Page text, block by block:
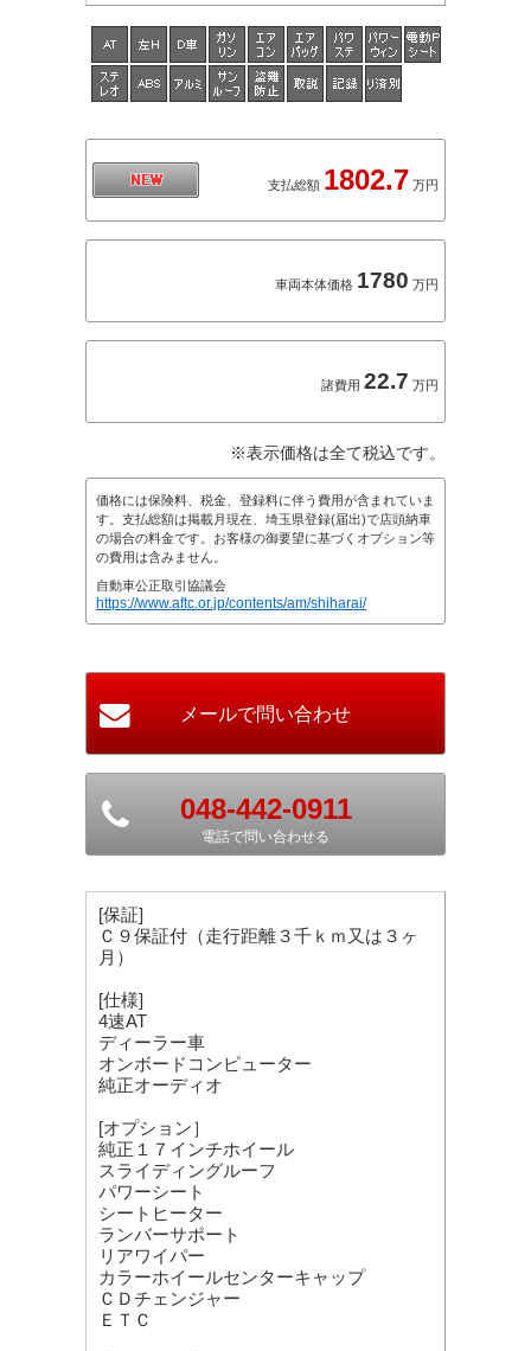
支払総額 1802.7 万円
車両本体価格 1780 万円
諸費用 22.7 万円
※表示価格は全て税込です。
価格には保険料、税金、登録料に伴う費用が含まれていま
す。支払総額は掲載月現在、埼玉県登録(届出)で店頭納車
の場合の料金です。お客様の御要望に基づくオプション等
の費用は含みません。
自動車公正取引協議会
https://www.aftc.or.jp/contents/am/shiharai/
048-442-0911
電話で問い合わせる
[保証]
Ｃ９保証付（走行距離３千ｋｍ又は３ヶ
月）
[仕様]
4速AT
ディーラー車
オンボードコンピューター
純正オーディオ
[オプション］
純正１７インチホイール
スライディングルーフ
パワーシート
シートヒーター
ランバーサポート
リアワイパー
カラーホイールセンターキャップ
ＣＤチェンジャー
ＥＴＣ